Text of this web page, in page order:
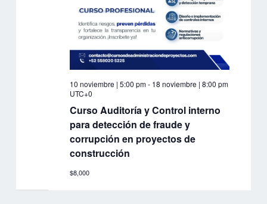
Curso Auditoría y Control interno
para detección de fraude y
corrupción en proyectos de
construcción
10 noviembre | 5:00 pm- 18 noviembre | 8:00 pm
UTC+0
$8,000